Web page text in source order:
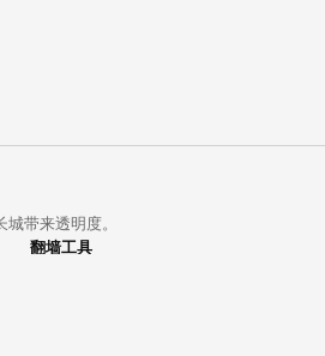
带来透明度。
翻墙工具